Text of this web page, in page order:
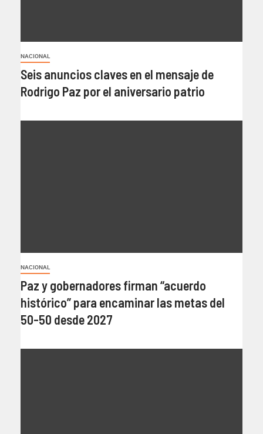
NACIONAL
Seis anuncios claves en el mensaje de
Rodrigo Paz por el aniversario patrio
NACIONAL
Paz y gobernadores firman “acuerdo
histórico” para encaminar las metas del
50-50 desde 2027